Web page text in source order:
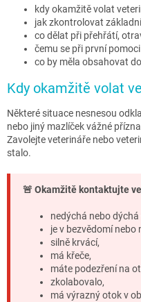
kdy okamžitě volat
jak zkontrolovat
co dělat při přehřátí,
čemu se při první
co by měla obsahovat
Kdy okamžitě volat
Některé situace nesnesou
nebo jiný mazlíček vážné
Zavolejte veterináře nebo
stalo.
🚨 Okamžitě kontaktujte
nedýchá nebo
je v bezvědomí nebo
silně krvácí,
má křeče,
máte podezření na
zkolabovalo,
má výrazný otok v